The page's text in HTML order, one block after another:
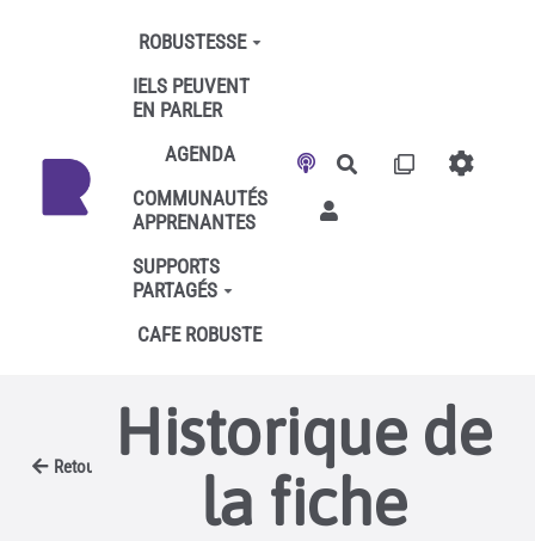
Aller au contenu principal
ROBUSTESSE
IELS PEUVENT
EN PARLER
AGENDA
COMMUNAUTÉS
APPRENANTES
SUPPORTS
PARTAGÉS
CAFE ROBUSTE
Rechercher
Retour
Historique de
la fiche